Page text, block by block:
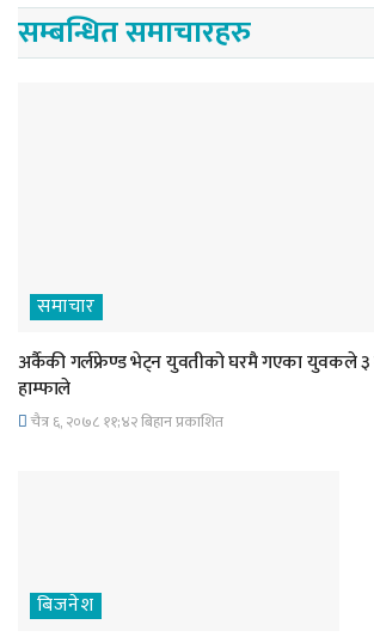
सम्बन्धित समाचारहरु
समाचार
अर्कैकी गर्लफ्रेण्ड भेट्न युवतीको घरमै गएका युवकले ३
हाम्फाले
चैत्र ६, २०७८ ११;४२ बिहान प्रकाशित
बिजनेश